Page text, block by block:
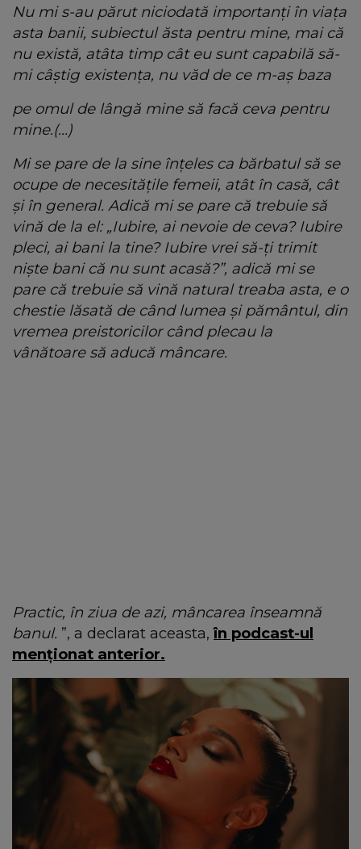
Nu mi s-au părut niciodată importanți în viața
asta banii, subiectul ăsta pentru mine, mai că
nu există, atâta timp cât eu sunt capabilă să-
mi câștig existența, nu văd de ce m-aș baza
pe omul de lângă mine să facă ceva pentru
mine.(...)
Mi se pare de la sine înțeles ca bărbatul să se
ocupe de necesitățile femeii, atât în casă, cât
și în general. Adică mi se pare că trebuie să
vină de la el: „Iubire, ai nevoie de ceva? Iubire
pleci, ai bani la tine? Iubire vrei să-ți trimit
niște bani că nu sunt acasă?”, adică mi se
pare că trebuie să vină natural treaba asta, e o
chestie lăsată de când lumea și pământul, din
vremea preistoricilor când plecau la
vânătoare să aducă mâncare.
Practic, în ziua de azi, mâncarea înseamnă
banul. ”, a declarat aceasta,în podcast-ul
menționat anterior.